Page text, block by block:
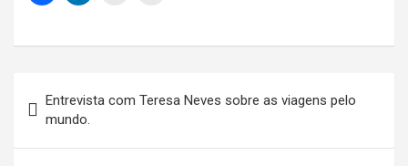
de
artigos
Entrevista com Teresa Neves sobre as viagens pelo
mundo.